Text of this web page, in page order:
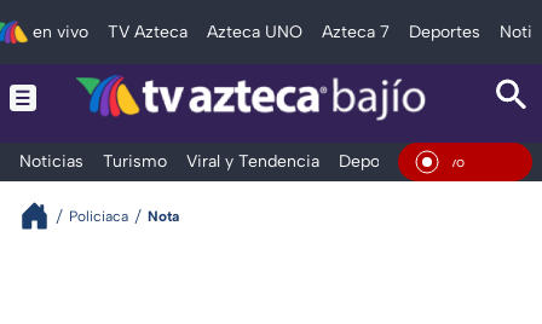
en vivo TV Azteca Azteca UNO Azteca 7 Deportes
Noticias Turismo Viral y Tendencia Deportes Espectáculos
En
Policiaca Nota